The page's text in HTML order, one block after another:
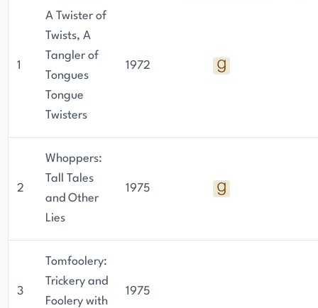
1
A Twister of
Twists, A
Tangler of
Tongues
Tongue
Twisters
1972
2
Whoppers:
Tall Tales
and Other
Lies
1975
3
Tomfoolery:
Trickery and
Foolery with
1975